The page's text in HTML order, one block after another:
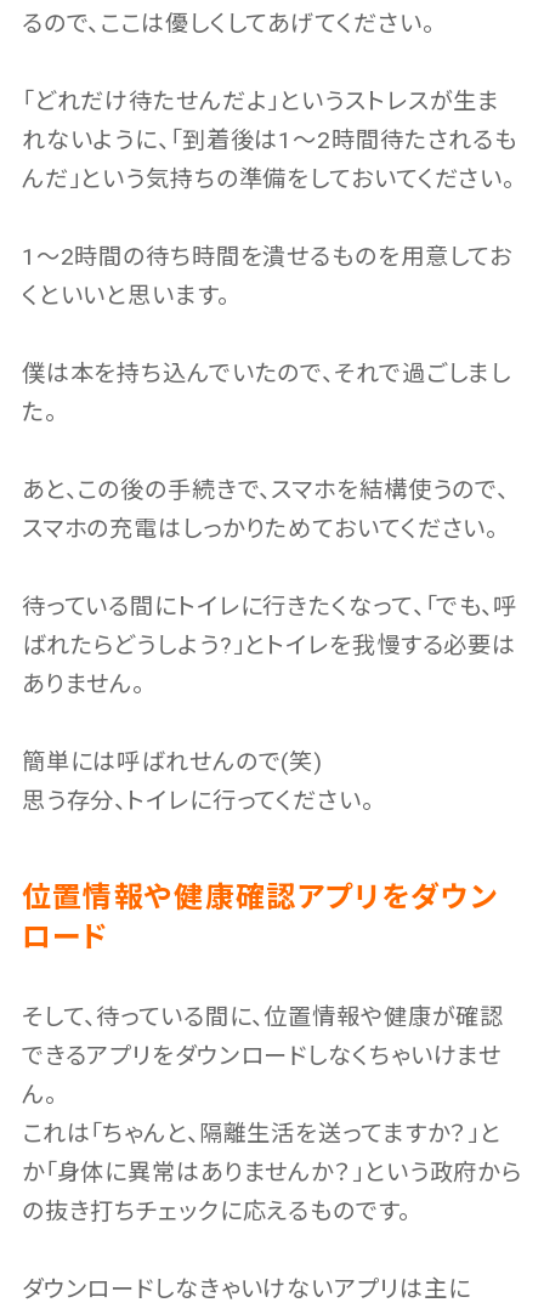
るので、ここは優しくしてあげてください。
「どれだけ待たせんだよ」というストレスが生ま
れないように、「到着後は1～2時間待たされるも
んだ」という気持ちの準備をしておいてください。
1～2時間の待ち時間を潰せるものを用意してお
くといいと思います。
僕は本を持ち込んでいたので、それで過ごしまし
た。
あと、この後の手続きで、スマホを結構使うので、
スマホの充電はしっかりためておいてください。
待っている間にトイレに行きたくなって、「でも、呼
ばれたらどうしよう?」とトイレを我慢する必要は
ありません。
簡単には呼ばれせんので(笑)
思う存分、トイレに行ってください。
位置情報や健康確認アプリをダウン
ロード
そして、待っている間に、位置情報や健康が確認
できるアプリをダウンロードしなくちゃいけませ
ん。
これは「ちゃんと、隔離生活を送ってますか？」と
か「身体に異常はありませんか？」という政府から
の抜き打ちチェックに応えるものです。
ダウンロードしなきゃいけないアプリは主に